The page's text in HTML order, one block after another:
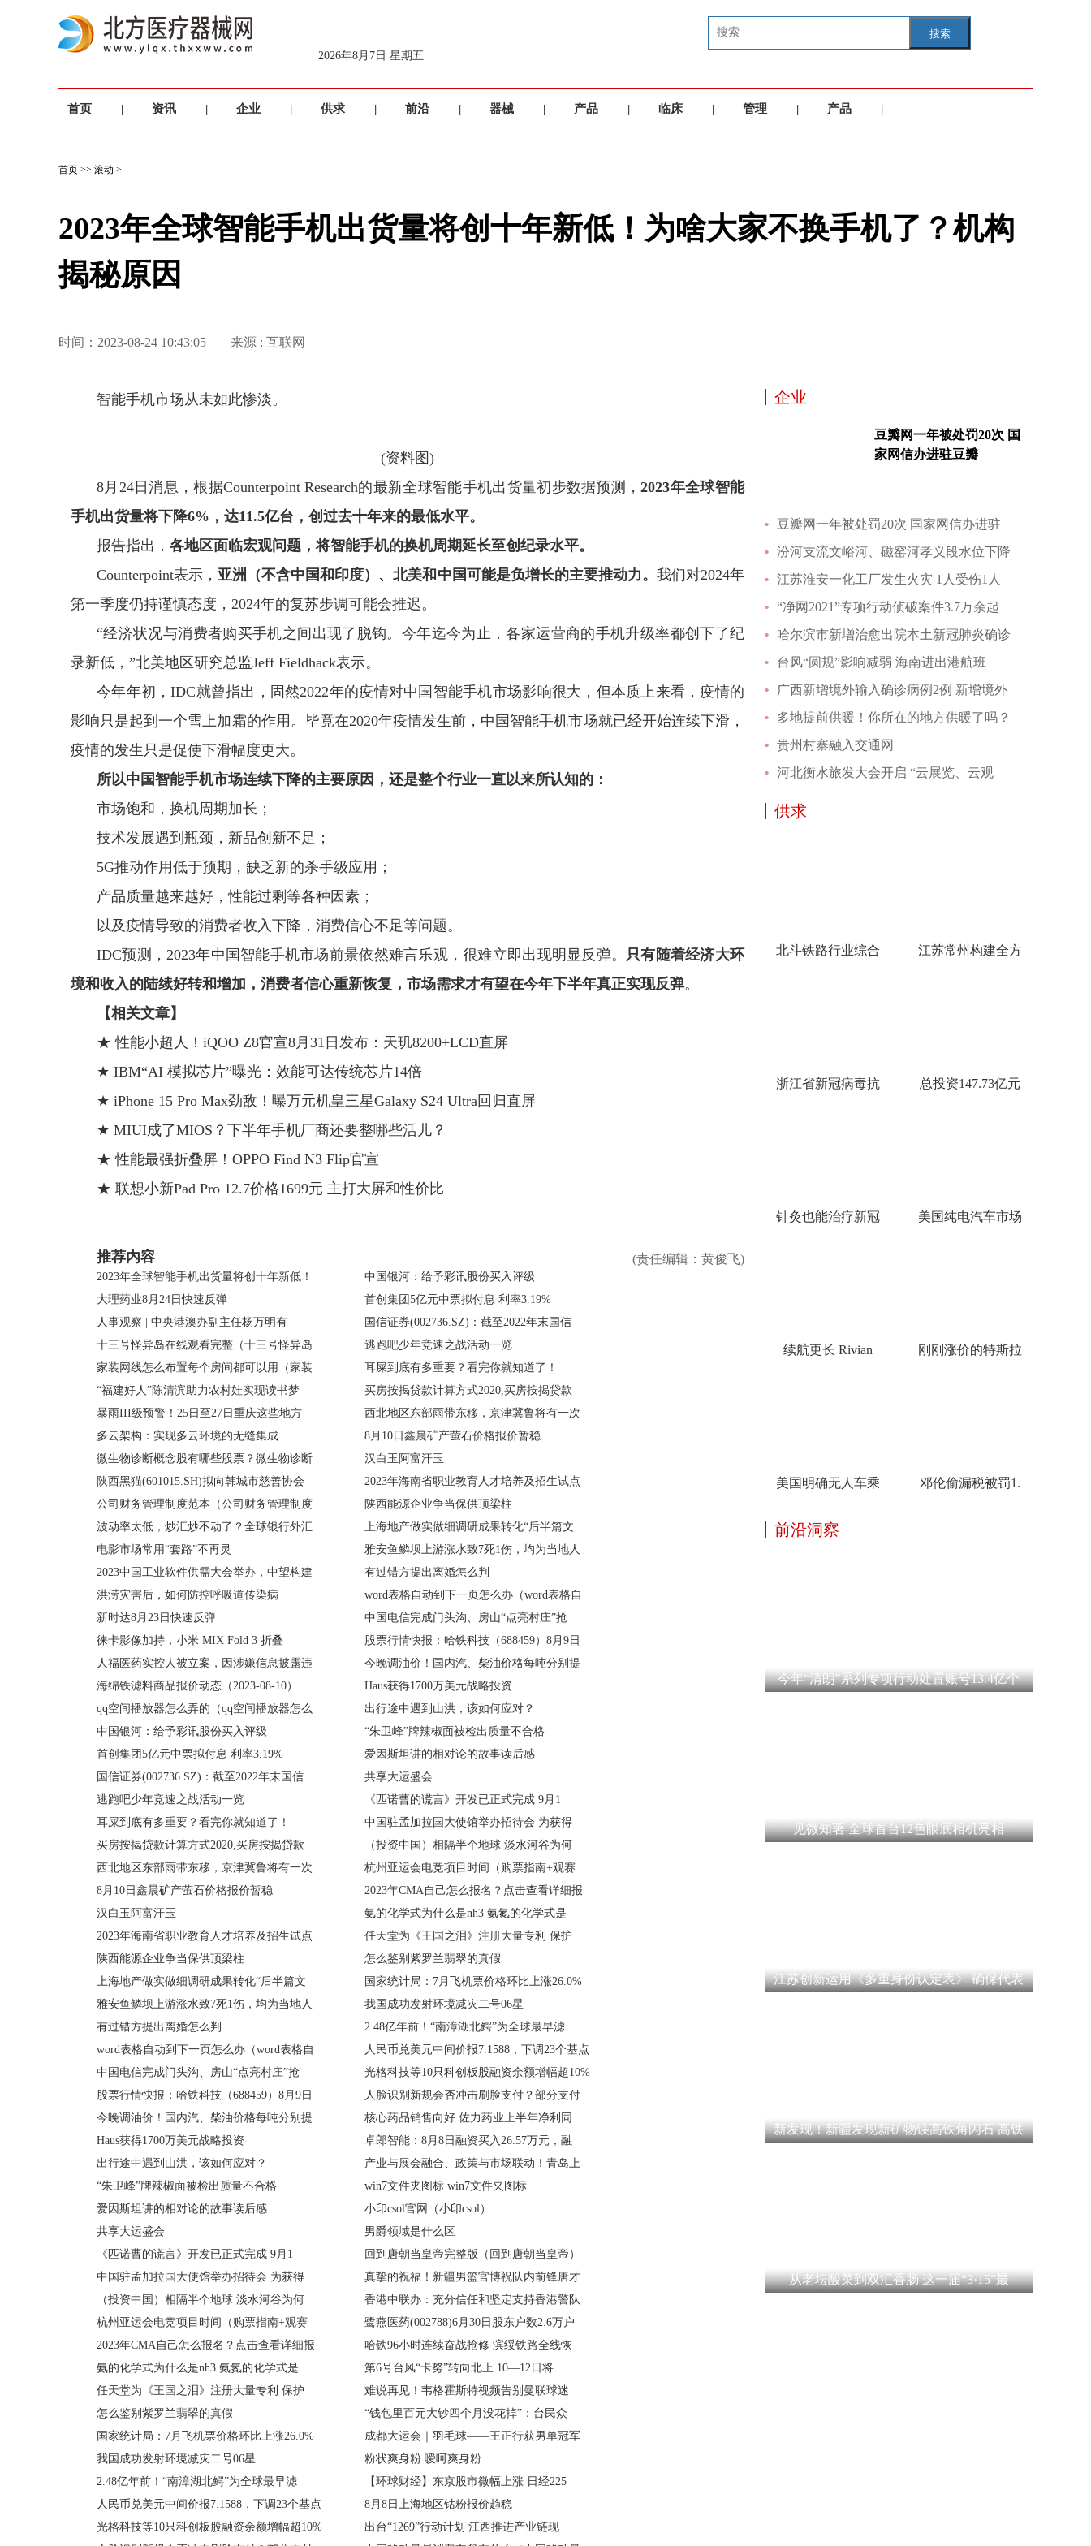
2026年8月7日 星期五
搜索
首页 | 资讯 | 企业 | 供求 | 前沿 | 器械 | 产品 | 临床 | 管理 | 产品 |
首页 >> 滚动 >
2023年全球智能手机出货量将创十年新低！为啥大家不换手机了？机构
揭秘原因
时间：2023-08-24 10:43:05 来源 : 互联网
智能手机市场从未如此惨淡。
(资料图)
8月24日消息，根据Counterpoint Research的最新全球智能手机出货量初步数据预测，2023年全球智能
手机出货量将下降6%，达11.5亿台，创过去十年来的最低水平。
报告指出， 各地区面临宏观问题，将智能手机的换机周期延长至创纪录水平。
Counterpoint表示，亚洲（不含中国和印度）、北美和中国可能是负增长的主要推动力。 我们对2024年
第一季度仍持谨慎态度，2024年的复苏步调可能会推迟。
“经济状况与消费者购买手机之间出现了脱钩。今年迄今为止，各家运营商的手机升级率都创下了纪
录新低，”北美地区研究总监Jeff Fieldhack表示。
今年年初，IDC就曾指出，固然2022年的疫情对中国智能手机市场影响很大，但本质上来看，疫情的
影响只是起到一个雪上加霜的作用。毕竟在2020年疫情发生前，中国智能手机市场就已经开始连续下滑，
疫情的发生只是促使下滑幅度更大。
所以中国智能手机市场连续下降的主要原因，还是整个行业一直以来所认知的：
市场饱和，换机周期加长；
技术发展遇到瓶颈，新品创新不足；
5G推动作用低于预期，缺乏新的杀手级应用；
产品质量越来越好，性能过剩等各种因素；
以及疫情导致的消费者收入下降，消费信心不足等问题。
IDC预测，2023年中国智能手机市场前景依然难言乐观，很难立即出现明显反弹。 只有随着经济大环
境和收入的陆续好转和增加，消费者信心重新恢复，市场需求才有望在今年下半年真正实现反弹。
【相关文章】
★ 性能小超人！iQOO Z8官宣8月31日发布：天玑8200+LCD直屏
★ IBM“AI 模拟芯片”曝光：效能可达传统芯片14倍
★ iPhone 15 Pro Max劲敌！曝万元机皇三星Galaxy S24 Ultra回归直屏
★ MIUI成了MIOS？下半年手机厂商还要整哪些活儿？
★ 性能最强折叠屏！OPPO Find N3 Flip官宣
★ 联想小新Pad Pro 12.7价格1699元 主打大屏和性价比
(责任编辑：黄俊飞)
推荐内容
2023年全球智能手机出货量将创十年新低！
大理药业8月24日快速反弹
人事观察 | 中央港澳办副主任杨万明有
十三号怪异岛在线观看完整（十三号怪异岛
家装网线怎么布置每个房间都可以用（家装
“福建好人”陈清滨助力农村娃实现读书梦
暴雨III级预警！25日至27日重庆这些地方
多云架构：实现多云环境的无缝集成
微生物诊断概念股有哪些股票？微生物诊断
陕西黑猫(601015.SH)拟向韩城市慈善协会
公司财务管理制度范本（公司财务管理制度
波动率太低，炒汇炒不动了？全球银行外汇
电影市场常用“套路”不再灵
2023中国工业软件供需大会举办，中望构建
洪涝灾害后，如何防控呼吸道传染病
新时达8月23日快速反弹
徕卡影像加持，小米 MIX Fold 3 折叠
人福医药实控人被立案，因涉嫌信息披露违
海绵铁滤料商品报价动态（2023-08-10）
qq空间播放器怎么弄的（qq空间播放器怎么
中国银河：给予彩讯股份买入评级
首创集团5亿元中票拟付息 利率3.19%
国信证券(002736.SZ)：截至2022年末国信
逃跑吧少年竞速之战活动一览
耳屎到底有多重要？看完你就知道了！
买房按揭贷款计算方式2020,买房按揭贷款
西北地区东部雨带东移，京津冀鲁将有一次
8月10日鑫晨矿产萤石价格报价暂稳
汉白玉阿富汗玉
2023年海南省职业教育人才培养及招生试点
陕西能源企业争当保供顶梁柱
上海地产做实做细调研成果转化“后半篇文
雅安鱼鳞坝上游涨水致7死1伤，均为当地人
有过错方提出离婚怎么判
word表格自动到下一页怎么办（word表格自
中国电信完成门头沟、房山“点亮村庄”抢
股票行情快报：哈铁科技（688459）8月9日
今晚调油价！国内汽、柴油价格每吨分别提
Haus获得1700万美元战略投资
出行途中遇到山洪，该如何应对？
“朱卫峰”牌辣椒面被检出质量不合格
爱因斯坦讲的相对论的故事读后感
共享大运盛会
《匹诺曹的谎言》开发已正式完成 9月1
中国驻孟加拉国大使馆举办招待会 为获得
（投资中国）相隔半个地球 淡水河谷为何
杭州亚运会电竞项目时间（购票指南+观赛
2023年CMA自己怎么报名？点击查看详细报
氨的化学式为什么是nh3 氨氮的化学式是
任天堂为《王国之泪》注册大量专利 保护
怎么鉴别紫罗兰翡翠的真假
国家统计局：7月飞机票价格环比上涨26.0%
我国成功发射环境减灾二号06星
2.48亿年前！“南漳湖北鳄”为全球最早滤
人民币兑美元中间价报7.1588，下调23个基点
光格科技等10只科创板股融资余额增幅超10%
中国银河：给予彩讯股份买入评级
首创集团5亿元中票拟付息 利率3.19%
国信证券(002736.SZ)：截至2022年末国信
逃跑吧少年竞速之战活动一览
耳屎到底有多重要？看完你就知道了！
买房按揭贷款计算方式2020,买房按揭贷款
西北地区东部雨带东移，京津冀鲁将有一次
8月10日鑫晨矿产萤石价格报价暂稳
汉白玉阿富汗玉
2023年海南省职业教育人才培养及招生试点
陕西能源企业争当保供顶梁柱
上海地产做实做细调研成果转化“后半篇文
雅安鱼鳞坝上游涨水致7死1伤，均为当地人
有过错方提出离婚怎么判
word表格自动到下一页怎么办（word表格自
中国电信完成门头沟、房山“点亮村庄”抢
股票行情快报：哈铁科技（688459）8月9日
今晚调油价！国内汽、柴油价格每吨分别提
Haus获得1700万美元战略投资
出行途中遇到山洪，该如何应对？
“朱卫峰”牌辣椒面被检出质量不合格
爱因斯坦讲的相对论的故事读后感
共享大运盛会
《匹诺曹的谎言》开发已正式完成 9月1
中国驻孟加拉国大使馆举办招待会 为获得
（投资中国）相隔半个地球 淡水河谷为何
杭州亚运会电竞项目时间（购票指南+观赛
2023年CMA自己怎么报名？点击查看详细报
氨的化学式为什么是nh3 氨氮的化学式是
任天堂为《王国之泪》注册大量专利 保护
怎么鉴别紫罗兰翡翠的真假
国家统计局：7月飞机票价格环比上涨26.0%
我国成功发射环境减灾二号06星
2.48亿年前！“南漳湖北鳄”为全球最早滤
人民币兑美元中间价报7.1588，下调23个基点
光格科技等10只科创板股融资余额增幅超10%
人脸识别新规会否冲击刷脸支付？部分支付
核心药品销售向好 佐力药业上半年净利同
卓郎智能：8月8日融资买入26.57万元，融
产业与展会融合、政策与市场联动！青岛上
win7文件夹图标 win7文件夹图标
小印csol官网（小印csol）
男爵领域是什么区
回到唐朝当皇帝完整版（回到唐朝当皇帝）
真挚的祝福！新疆男篮官博祝队内前锋唐才
香港中联办：充分信任和坚定支持香港警队
鹭燕医药(002788)6月30日股东户数2.6万户
哈铁96小时连续奋战抢修 滨绥铁路全线恢
第6号台风“卡努”转向北上 10—12日将
难说再见！韦格霍斯特视频告别曼联球迷
“钱包里百元大钞四个月没花掉”：台民众
成都大运会｜羽毛球——王正行获男单冠军
粉状爽身粉 嗳呵爽身粉
【环球财经】东京股市微幅上涨 日经225
8月8日上海地区钴粉报价趋稳
出台“1269”行动计划 江西推进产业链现
企业
豆瓣网一年被处罚20次 国
家网信办进驻豆瓣
豆瓣网一年被处罚20次 国家网信办进驻
汾河支流文峪河、磁窑河孝义段水位下降
江苏淮安一化工厂发生火灾 1人受伤1人
“净网2021”专项行动侦破案件3.7万余起
哈尔滨市新增治愈出院本土新冠肺炎确诊
台风“圆规”影响减弱 海南进出港航班
广西新增境外输入确诊病例2例 新增境外
多地提前供暖！你所在的地方供暖了吗？
贵州村寨融入交通网
河北衡水旅发大会开启 “云展览、云观
供求
北斗铁路行业综合 江苏常州构建全方
浙江省新冠病毒抗 总投资147.73亿元
针灸也能治疗新冠 美国纯电汽车市场
续航更长 Rivian 刚刚涨价的特斯拉
美国明确无人车乘 邓伦偷漏税被罚1.
前沿洞察
今年“清朗”系列专项行动处置账号13.4亿个
见微知著 全球首台12色眼底相机亮相
江苏创新运用《多重身份认定表》 确保代表
新发现！新疆发现新矿物镁高铁角闪石 高铁
从老坛酸菜到双汇香肠 这一届“3·15”最